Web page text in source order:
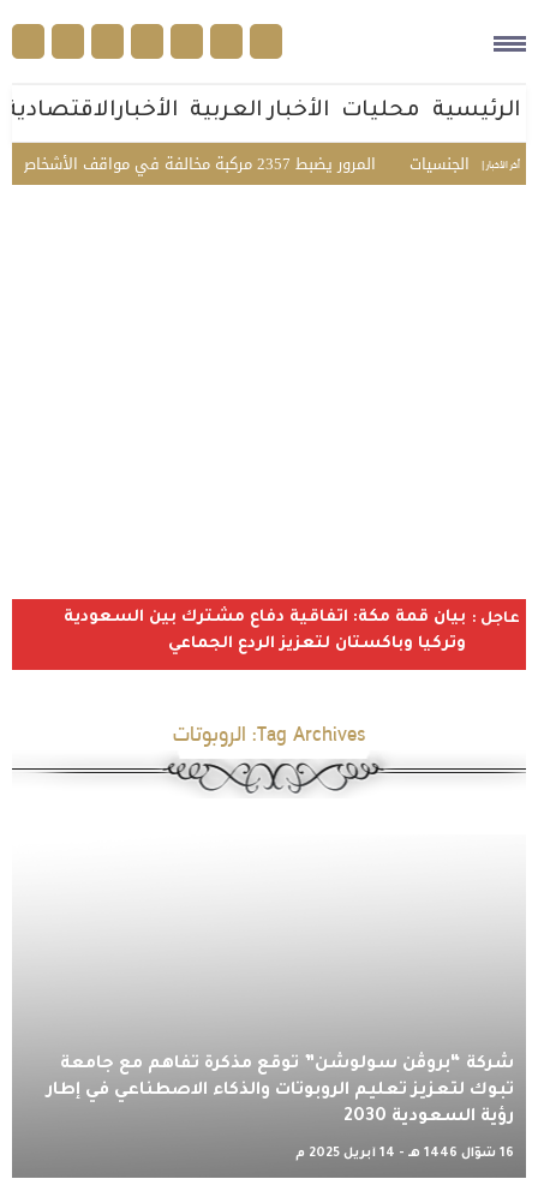
الرئيسية محليات الأخبار العربية الأخبارالاقتصادية
أخر الأخبار | المرور يضبط 2357 مركبة مخالفة في مواقف الأشخاص ذوي الإعاقة بمختلف مناطق المملكة الجنسيات
عاجل : بيان قمة مكة: اتفاقية دفاع مشترك بين السعودية
وتركيا وباكستان لتعزيز الردع الجماعي
Tag Archives: الروبوتات
شركة “بروڤن سولوشن” توقع مذكرة تفاهم مع جامعة
تبوك لتعزيز تعليم الروبوتات والذكاء الاصطناعي في إطار
رؤية السعودية 2030
16 شوّال 1446 هـ - 14 أبريل 2025 م